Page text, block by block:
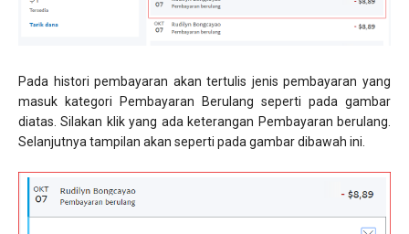
Pada histori pembayaran akan tertulis jenis pembayaran yang
masuk kategori Pembayaran Berulang seperti pada gambar
diatas. Silakan klik yang ada keterangan Pembayaran berulang.
Selanjutnya tampilan akan seperti pada gambar dibawah ini.